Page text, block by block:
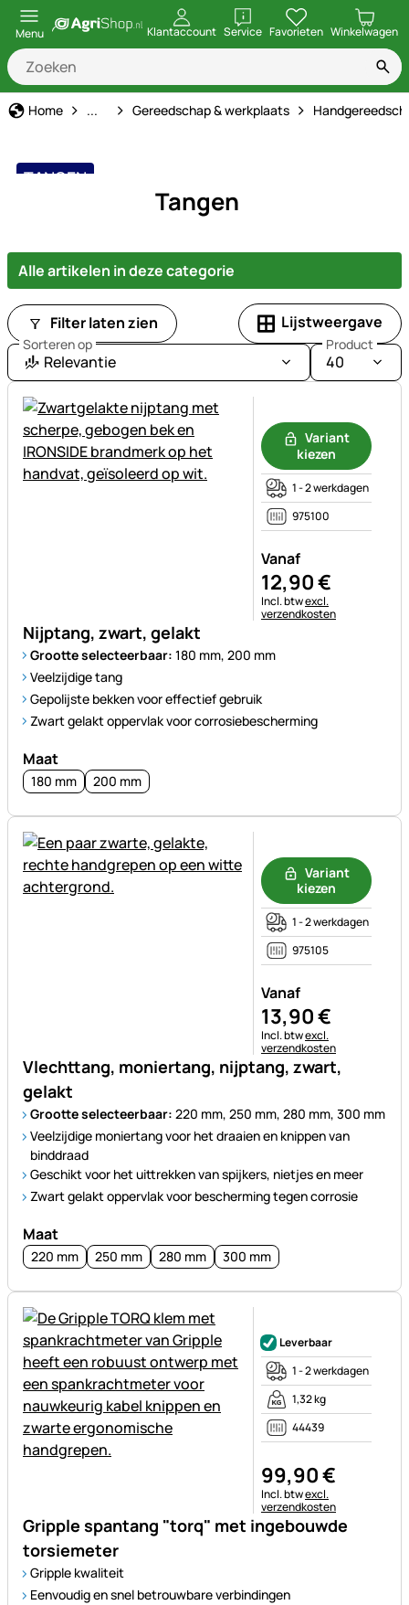
Menu Klantaccount ServiceopenenFavorieten Winkelwagen
Home Stal & Erf
... Gereedschap & werkplaats
TANGEN
Tangen
Alle artikelen in deze categorie
Filter laten zien Lijstweergave
Sorteren op
Relevantie
Product
40
Nijptang, zwart, gelakt
Grootte selecteerbaar: 180 mm, 200 mm
Veelzijdige tang
Gepolijste bekken voor effectief gebruik
Zwart gelakt oppervlak voor corrosiebescherming
Maat
180 mm 200 mm
Variant
kiezen
1 - 2 werkdagen
975100
Vanaf
12,90€
Belastinginformatie:
Incl. btwexcl.
verzendkosten
Vlechttang, moniertang, nijptang, zwart,
gelakt
Grootte selecteerbaar: 220 mm, 250 mm, 280 mm, 300 mm
Veelzijdige moniertang voor het draaien en knippen van
binddraad
Geschikt voor het uittrekken van spijkers, nietjes en meer
Zwart gelakt oppervlak voor bescherming tegen corrosie
Maat
220 mm 250 mm 280 mm 300 mm
Variant
kiezen
1 - 2 werkdagen
975105
Vanaf
13,90€
Belastinginformatie:
Incl. btwexcl.
verzendkosten
Gripple spantang "torq" met ingebouwde
torsiemeter
Gripple kwaliteit
Eenvoudig en snel betrouwbare verbindingen
Leverbaar
1 - 2 werkdagen
1,32 kg
44439
99,90€
Belastinginformatie:
Incl. btwexcl.
verzendkosten